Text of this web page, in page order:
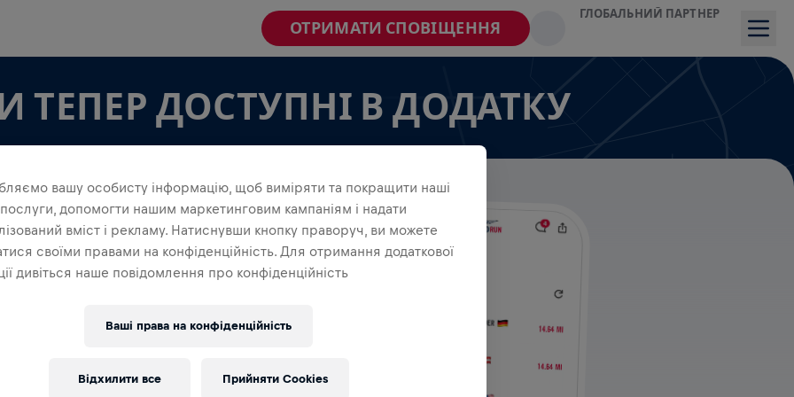
ОТРИМАТИ СПОВІЩЕННЯ
ГЛОБАЛЬНИЙ ПАРТНЕР
ТЕПЕР ДОСТУПНІ В ДОДАТКУ
В ДОДАТКУ
команді, чи створюєш свою власну, досліди все,
— спілкуйтеся, стежте за своєю
разом.
вашу особисту інформацію, щоб виміряти та покращити наші
допомогти нашим маркетинговим кампаніям і надати
вміст і рекламу. Натиснувши кнопку праворуч, ви можете
своїми правами на конфіденційність. Для отримання додаткової
дивіться наше повідомлення про конфіденційність
Ваші права на конфіденційність
Відхилити все Прийняти Cookies